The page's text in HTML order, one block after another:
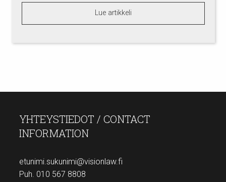
Lue artikkeli
YHTEYSTIEDOT / CONTACT
INFORMATION
etunimi.sukunimi@visionlaw.fi
Puh. 010 567 8808